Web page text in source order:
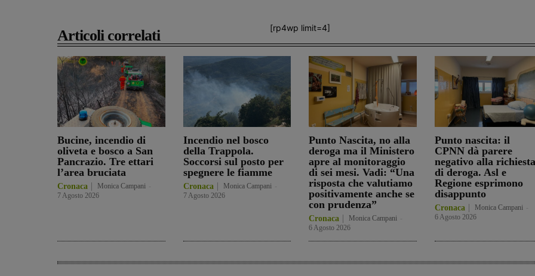
[rp4wp limit=4]
Articoli correlati
Bucine, incendio di
oliveta e bosco a San
Pancrazio. Tre ettari
l’area bruciata
Cronaca Monica Campani
7 Agosto 2026
Incendio nel bosco
della Trappola.
Soccorsi sul posto per
spegnere le fiamme
Cronaca Monica Campani
7 Agosto 2026
Punto Nascita, no alla
deroga ma il Ministero
apre al monitoraggio
di sei mesi. Vadi: “Una
risposta che valutiamo
positivamente anche se
con prudenza”
Cronaca Monica Campani
6 Agosto 2026
Punto nascita: il
CPNN dà parere
negativo alla richiesta
di deroga. Asl e
Regione esprimono
disappunto
Cronaca Monica Campani
6 Agosto 2026